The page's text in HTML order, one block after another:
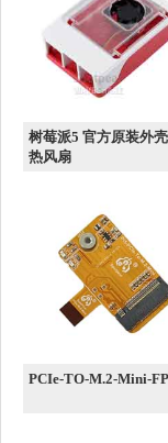
树莓派5 官方原装外
热风扇
PCIe-TO-M.2-Mini-